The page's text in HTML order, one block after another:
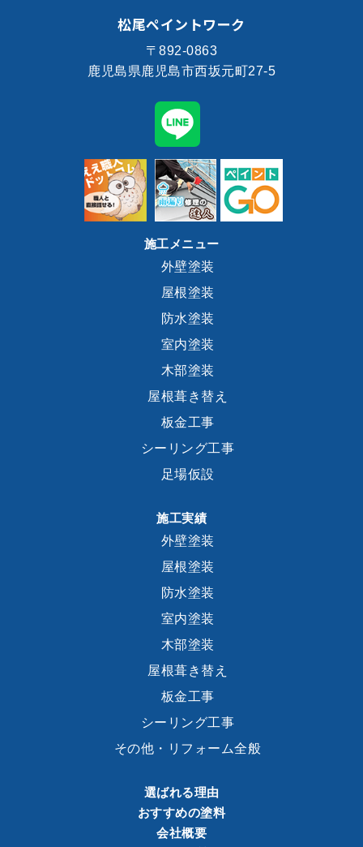
松尾ペイントワーク
〒892-0863
鹿児島県鹿児島市西坂元町27-5
施工メニュー
外壁塗装
屋根塗装
防水塗装
室内塗装
木部塗装
屋根葺き替え
板金工事
シーリング工事
足場仮設
施工実績
外壁塗装
屋根塗装
防水塗装
室内塗装
木部塗装
屋根葺き替え
板金工事
シーリング工事
その他・リフォーム全般
選ばれる理由
おすすめの塗料
会社概要